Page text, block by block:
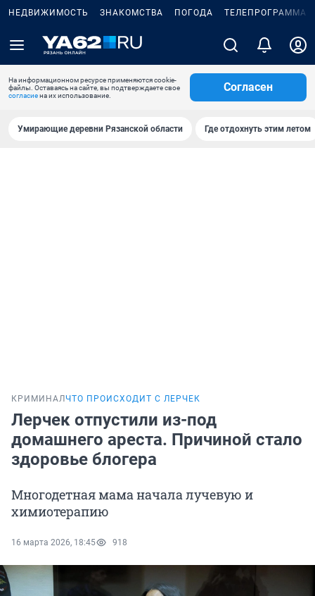
НЕДВИЖИМОСТЬ ЗНАКОМСТВА ПОГОДА ТЕЛЕПРОГРАММА
На информационном ресурсе применяются cookie-
файлы. Оставаясь на сайте, вы подтверждаете свое
согласиена их использование.
Согласен
Умирающие деревни Рязанской области Где отдохнуть этим летом
КРИМИНАЛЧТО ПРОИСХОДИТ С ЛЕРЧЕК
Лерчек отпустили из-под
домашнего ареста. Причиной стало
здоровье блогера
Многодетная мама начала лучевую и
химиотерапию
16 марта 2026, 18:45 918